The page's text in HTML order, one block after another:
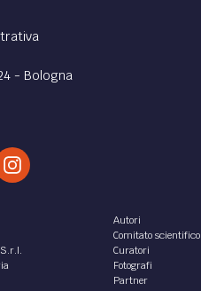
- Bologna
Autori
Comitato scientifico
Curatori
Fotografi
Partner